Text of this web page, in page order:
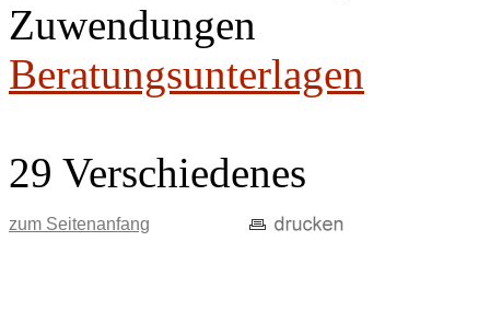
Zuwendungen
Beratungsunterlagen
29 Verschiedenes
zum Seitenanfang